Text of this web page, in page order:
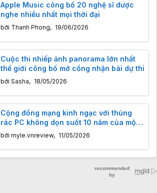
Apple Music công bố 20 nghệ sĩ được
nghe nhiều nhất mọi thời đại
bởi Thanh Phong, 19/06/2026
Cuộc thi nhiếp ảnh panorama lớn nhất
thế giới công bố mở cổng nhận bài dự thi
bởi Sasha, 18/05/2026
Cộng đồng mạng kinh ngạc với thùng
rác PC không dọn suốt 10 năm của một
game thủ
bởi myle.vnreview, 11/05/2026